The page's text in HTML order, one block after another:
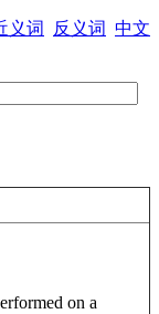
义词 反义词 中文
on a